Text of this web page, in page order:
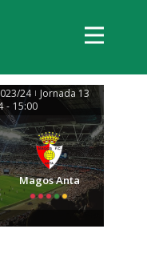
24 | Jornada 13
- 15:00
Magos Anta